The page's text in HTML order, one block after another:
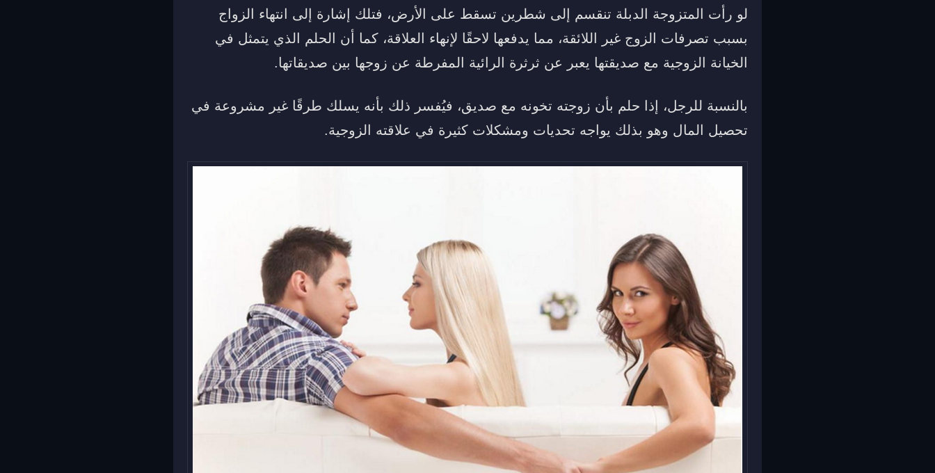
لو رأت المتزوجة الدبلة تنقسم إلى شطرين تسقط على الأرض، فتلك إشارة إلى انتهاء الزواج
بسبب تصرفات الزوج غير اللائقة، مما يدفعها لاحقًا لإنهاء العلاقة، كما أن الحلم الذي يتمثل في
الخيانة الزوجية مع صديقتها يعبر عن ثرثرة الرائية المفرطة عن زوجها بين صديقاتها.
بالنسبة للرجل، إذا حلم بأن زوجته تخونه مع صديق، فيُفسر ذلك بأنه يسلك طرقًا غير مشروعة في
تحصيل المال وهو بذلك يواجه تحديات ومشكلات كثيرة في علاقته الزوجية.